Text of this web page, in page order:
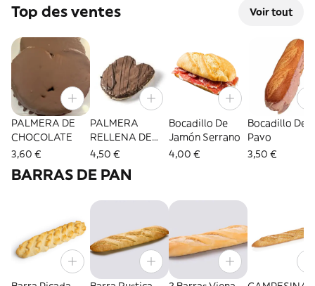
Top des ventes Voir tout
PALMERA DE
CHOCOLATE
3,60 €
PALMERA
RELLENA DE
KINDER
4,50 €
Bocadillo De
Jamón Serrano
4,00 €
Bocadillo De
Pavo
3,50 €
BARRAS DE PAN